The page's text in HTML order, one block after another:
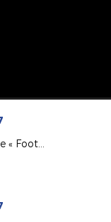
Découvrez la structure « Foot5 Mobile FFF » !